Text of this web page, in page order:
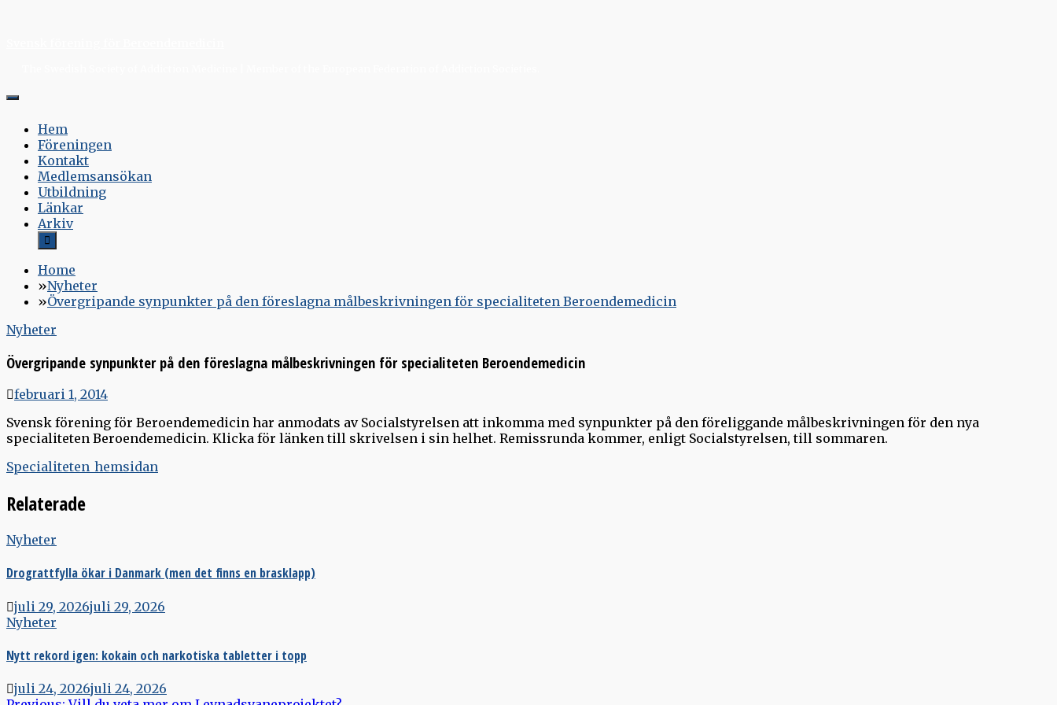
Hem
Föreningen
Kontakt
Medlemsansökan
Utbildning
Länkar
Arkiv
Home
Nyheter
Övergripande synpunkter på den föreslagna målbeskrivningen för specialiteten Beroendemedicin
Nyheter
Övergripande synpunkter på den föreslagna målbeskrivningen för specialiteten Beroendemedicin
februari 1, 2014
Svensk förening för Beroendemedicin har anmodats av Socialstyrelsen att inkomma med synpunkter på den föreliggande målbeskrivningen för den nya
specialiteten Beroendemedicin. Klicka för länken till skrivelsen i sin helhet. Remissrunda kommer, enligt Socialstyrelsen, till sommaren.
Specialiteten_hemsidan
Relaterade
Nyheter
Drograttfylla ökar i Danmark (men det finns en brasklapp)
juli 29, 2026juli 29, 2026
Nyheter
Nytt rekord igen: kokain och narkotiska tabletter i topp
juli 24, 2026juli 24, 2026